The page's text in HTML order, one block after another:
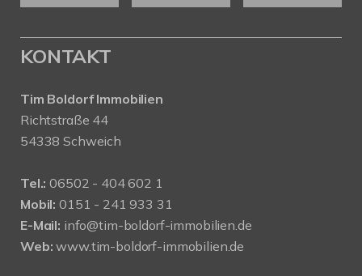
KONTAKT
Tim Boldorf Immobilien
Richtstraße 44
54338 Schweich
Tel.: 06502 - 404 602 1
Mobil: 0151 - 241 933 31
E-Mail: info@tim-boldorf-immobilien.de
Web:www.tim-boldorf-immobilien.de